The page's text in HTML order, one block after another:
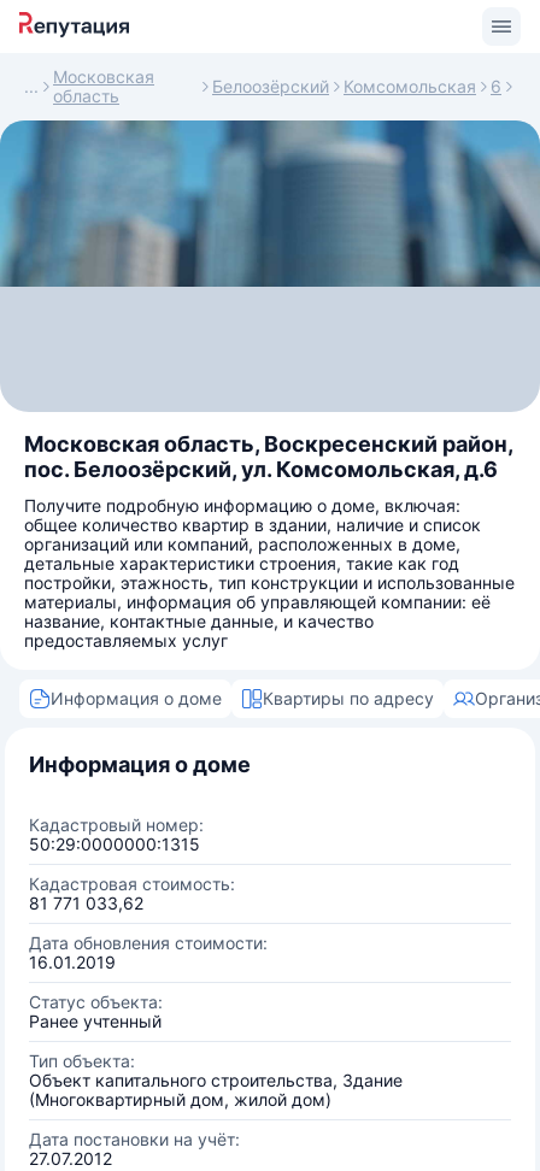
Московская
область
Белоозёрский Комсомольская 6
Московская область, Воскресенский район,
пос. Белоозёрский, ул. Комсомольская, д.6
Получите подробную информацию о доме, включая:
общее количество квартир в здании, наличие и список
организаций или компаний, расположенных в доме,
детальные характеристики строения, такие как год
постройки, этажность, тип конструкции и использованные
материалы, информация об управляющей компании: её
название, контактные данные, и качество
предоставляемых услуг
Информация о доме Квартиры по адресу
Информация о доме
Кадастровый номер:
50:29:0000000:1315
Кадастровая стоимость:
81 771 033,62
Дата обновления стоимости:
16.01.2019
Статус объекта:
Ранее учтенный
Тип объекта:
Объект капитального строительства, Здание
(Многоквартирный дом, жилой дом)
Дата постановки на учёт:
27.07.2012